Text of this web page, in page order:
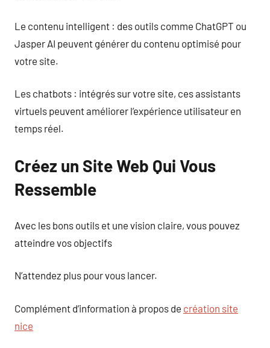
Le contenu intelligent : des outils comme ChatGPT ou
Jasper AI peuvent générer du contenu optimisé pour
votre site.
Les chatbots : intégrés sur votre site, ces assistants
virtuels peuvent améliorer l’expérience utilisateur en
temps réel.
Créez un Site Web Qui Vous
Ressemble
Avec les bons outils et une vision claire, vous pouvez
atteindre vos objectifs
N’attendez plus pour vous lancer.
Complément d’information à propos de création site
nice